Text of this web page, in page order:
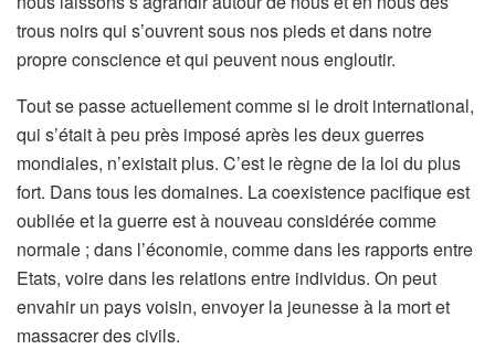
trous noirs qui s’ouvrent sous nos pieds et dans notre
propre conscience et qui peuvent nous engloutir.
Tout se passe actuellement comme si le droit international,
qui s’était à peu près imposé après les deux guerres
mondiales, n’existait plus. C’est le règne de la loi du plus
fort. Dans tous les domaines. La coexistence pacifique est
oubliée et la guerre est à nouveau considérée comme
normale ; dans l’économie, comme dans les rapports entre
Etats, voire dans les relations entre individus. On peut
envahir un pays voisin, envoyer la jeunesse à la mort et
massacrer des civils.